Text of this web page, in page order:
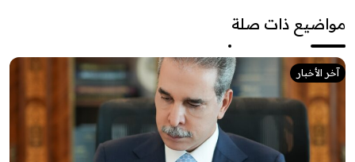
مواضيع ذات صلة
آخر الأخبار